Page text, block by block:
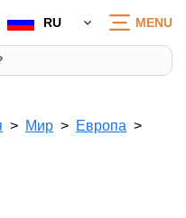
RU MENU
Мир
Европа